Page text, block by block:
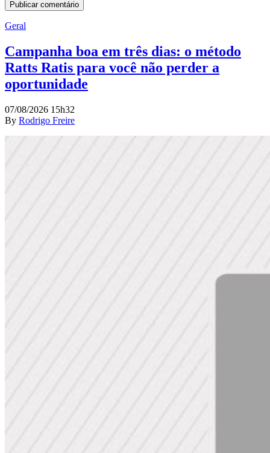
Geral
Campanha boa em três dias: o método
Ratts Ratis para você não perder a
oportunidade
07/08/2026 15h32
By Rodrigo Freire